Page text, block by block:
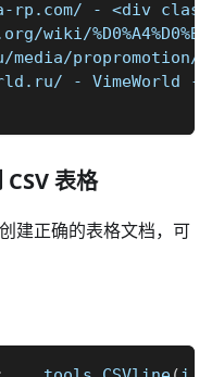
- <div class=a11y-
propromotion/chto-
- VimeWorld -
表格
建正确的表格文档，可